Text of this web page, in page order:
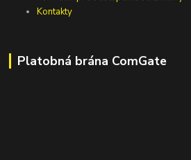
Kontakty
Platobná brána ComGate